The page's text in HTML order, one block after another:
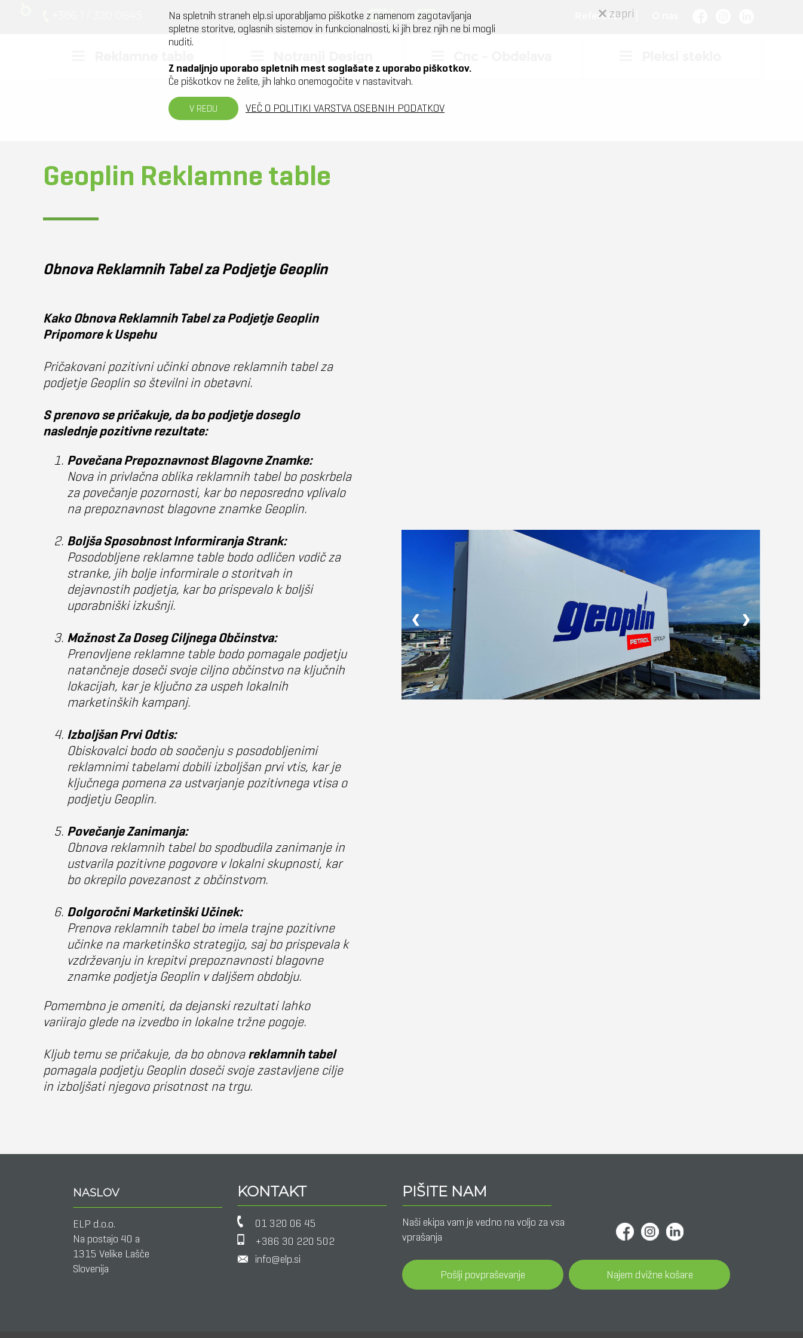
Reference
Geoplin Reklamne table
Obnova Reklamnih Tabel za Podjetje Geoplin
Kako Obnova Reklamnih Tabel za Podjetje Geoplin
Pripomore k Uspehu
Pričakovani pozitivni učinki obnove reklamnih tabel za
podjetje Geoplin so številni in obetavni.
S prenovo se pričakuje, da bo podjetje doseglo
naslednje pozitivne rezultate:
Povečana Prepoznavnost Blagovne Znamke:
Nova in privlačna oblika reklamnih tabel bo poskrbela
za povečanje pozornosti, kar bo neposredno vplivalo
na prepoznavnost blagovne znamke Geoplin.
Boljša Sposobnost Informiranja Strank:
Posodobljene reklamne table bodo odličen vodič za
stranke, jih bolje informirale o storitvah in
dejavnostih podjetja, kar bo prispevalo k boljši
uporabniški izkušnji.
Možnost Za Doseg Ciljnega Občinstva:
Prenovljene reklamne table bodo pomagale podjetju
natančneje doseči svoje ciljno občinstvo na ključnih
lokacijah, kar je ključno za uspeh lokalnih
marketinških kampanj.
Izboljšan Prvi Odtis:
Obiskovalci bodo ob soočenju s posodobljenimi
reklamnimi tabelami dobili izboljšan prvi vtis, kar je
ključnega pomena za ustvarjanje pozitivnega vtisa o
podjetju Geoplin.
Povečanje Zanimanja:
Obnova reklamnih tabel bo spodbudila zanimanje in
ustvarila pozitivne pogovore v lokalni skupnosti, kar
bo okrepilo povezanost z občinstvom.
Dolgoročni Marketinški Učinek:
Prenova reklamnih tabel bo imela trajne pozitivne
učinke na marketinško strategijo, saj bo prispevala k
vzdrževanju in krepitvi prepoznavnosti blagovne
znamke podjetja Geoplin v daljšem obdobju.
Pomembno je omeniti, da dejanski rezultati lahko
variirajo glede na izvedbo in lokalne tržne pogoje.
Kljub temu se pričakuje, da bo obnovareklamnih tabel
pomagala podjetju Geoplin doseči svoje zastavljene cilje
in izboljšati njegovo prisotnost na trgu.
❮ ❯
❮ ❯
❮ ❯
❮ ❯
NASLOV
ELP d.o.o.
Na postajo 40 a
1315 Velike Lašče
Slovenija
KONTAKT
01 320 06 45
+386 30 220 502
info@elp.si
PIŠITE NAM
Naši ekipa vam je vedno na voljo za vsa
vprašanja
Pošlji povpraševanje Najem dvižne košare
zapri
Na spletnih straneh elp.si uporabljamo piškotke z namenom zagotavljanja
spletne storitve, oglasnih sistemov in funkcionalnosti, ki jih brez njih ne bi mogli
nuditi.
Z nadaljnjo uporabo spletnih mest soglašate z uporabo piškotkov.
Če piškotkov ne želite, jih lahko onemogočite v nastavitvah.
V REDU VEČ O POLITIKI VARSTVA OSEBNIH PODATKOV